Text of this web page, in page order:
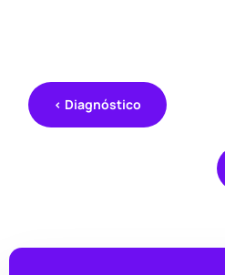
< Diagnóstico